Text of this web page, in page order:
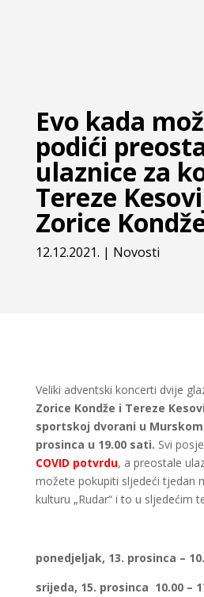
Evo kada
podići
ulaznice za
Tereze
Zorice
12.12.2021. | Novosti
Veliki adventski koncerti dvije
Zorice Kondže i Tereze
sportskoj dvorani u Murskom
prosinca u 19.00 sati. Svi
COVID potvrdu, a preostale
možete pokupiti sljedeći tjedan
kulturu „Rudar“ i to u sljedećim
ponedjeljak, 13. prosinca –
srijeda, 15. prosinca 10.00 –